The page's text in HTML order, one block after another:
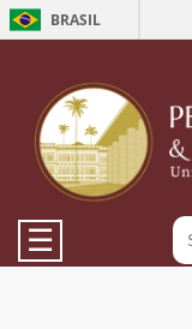
BRASIL
☰